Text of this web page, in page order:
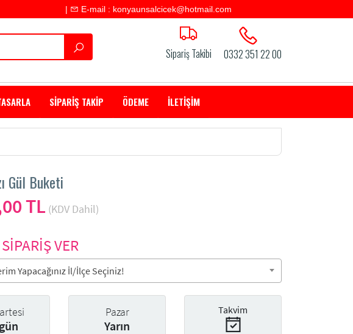
| E-mail : konyaunsalcicek@hotmail.com
Sipariş Takibi 0332 351 22 00
SİPARİŞ TAKİP ÖDEME İLETİŞİM
Gül Buketi
TL (KDV Dahil)
VER
Yapacağınız İl/İlçe Seçiniz!
Pazar
Yarın
Takvim